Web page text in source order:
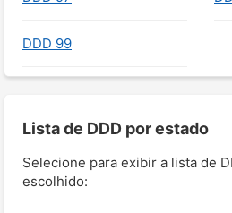
DDD 99
Lista de DDD por estado
Selecione para exibir a lista de
escolhido: